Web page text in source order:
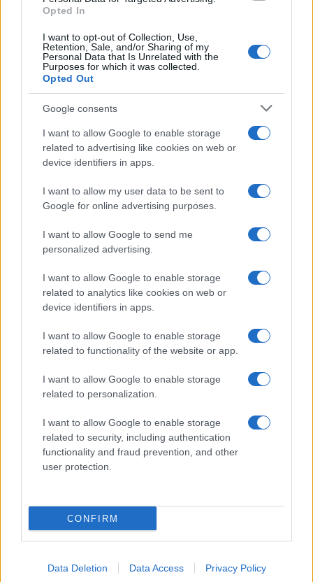
Opted In
I want to opt-out of Collection, Use,
Retention, Sale, and/or Sharing of my
Personal Data that Is Unrelated with the
Purposes for which it was collected.
Opted Out
Google consents
I want to allow Google to enable storage
related to advertising like cookies on web or
device identifiers in apps.
I want to allow my user data to be sent to
Google for online advertising purposes.
I want to allow Google to send me
personalized advertising.
I want to allow Google to enable storage
related to analytics like cookies on web or
device identifiers in apps.
I want to allow Google to enable storage
related to functionality of the website or app.
I want to allow Google to enable storage
related to personalization.
I want to allow Google to enable storage
related to security, including authentication
functionality and fraud prevention, and other
user protection.
CONFIRM
Data Deletion Data Access Privacy Policy
d’Ormuz
NEWS
Brent chute de 8,46% : les matières premières corrigent
Kinza Babylon Staked BTC
Stride Staked Injective
(STINJ)
$16.49
$0.0085
EquityPay $0.056